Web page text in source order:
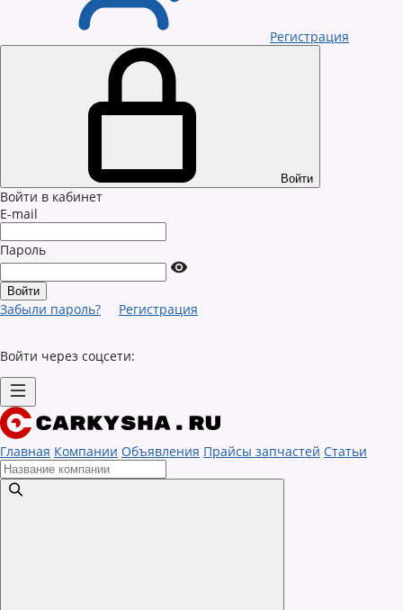
Регистрация
Войти
Войти в кабинет
E-mail
Пароль
Забыли пароль? Регистрация
Войти через соцсети:
Главная Компании Объявления Прайсы запчастей Статьи